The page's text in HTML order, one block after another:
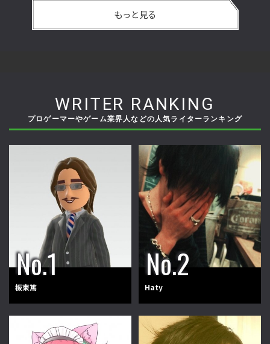
もっと見る
WRITER RANKING
プロゲーマーやゲーム業界人などの人気ライターランキング
板東篤 Haty